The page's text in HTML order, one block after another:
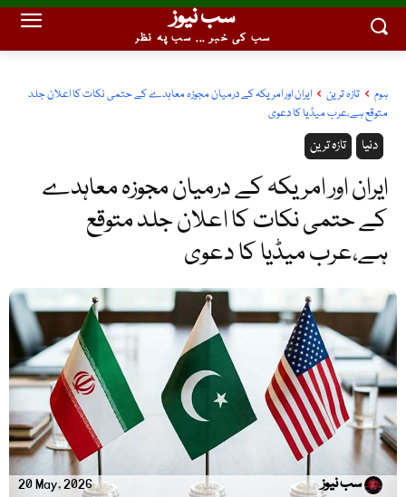
سب نیوز
سب کی خبر ... سب پہ نظر
ہوم تازہ ترین
ایران اور امریکہ کے درمیان مجوزہ معاہدے کے حتمی نکات کا اعلان جلد
متوقع ہے،عرب میڈیا کا دعوی
تازہ ترین دنیا
ایران اور امریکہ کے درمیان مجوزہ معاہدے
کے حتمی نکات کا اعلان جلد متوقع
ہے،عرب میڈیا کا دعوی
20 May, 2026 سب نیوز